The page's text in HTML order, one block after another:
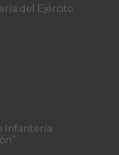
del Ejército
Infantería